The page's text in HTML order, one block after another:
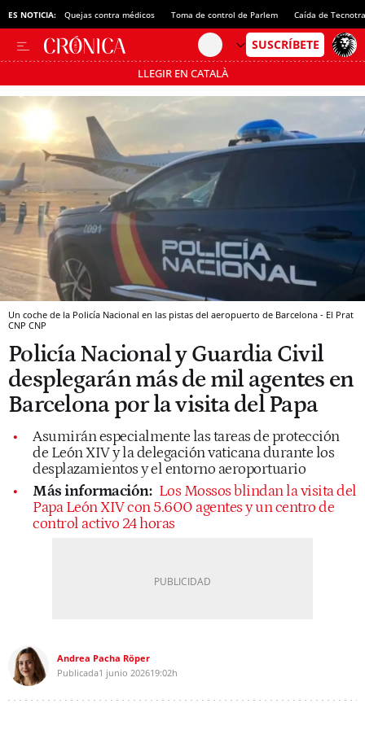
ES NOTICIA: Quejas contra médicos Toma de control de Parlem Caída de
LLEGIR EN CATALÀ
Pásate al MODO AHORRO
Un coche de la Policía Nacional en las pistas del aeropuerto de Barcelona - El Prat
CNP CNP
Policía Nacional y Guardia Civil
desplegarán más de mil agentes en
Barcelona por la visita del Papa
Asumirán especialmente las tareas de protección
de León XIV y la delegación vaticana durante los
desplazamientos y el entorno aeroportuario
Más información: Los Mossos blindan la visita del
Papa León XIV con 5.600 agentes y un centro de
control activo 24 horas
Andrea Pacha Röper
Publicada1 junio 202619:02h